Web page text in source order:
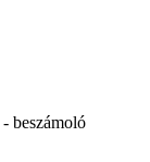
- beszámoló